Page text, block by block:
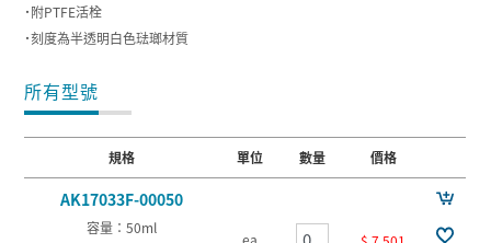
˙附PTFE活栓
˙刻度為半透明白色琺瑯材質
所有型號
規格 單位 數量 價格
AK17033F-00050
容量：50ml
ea